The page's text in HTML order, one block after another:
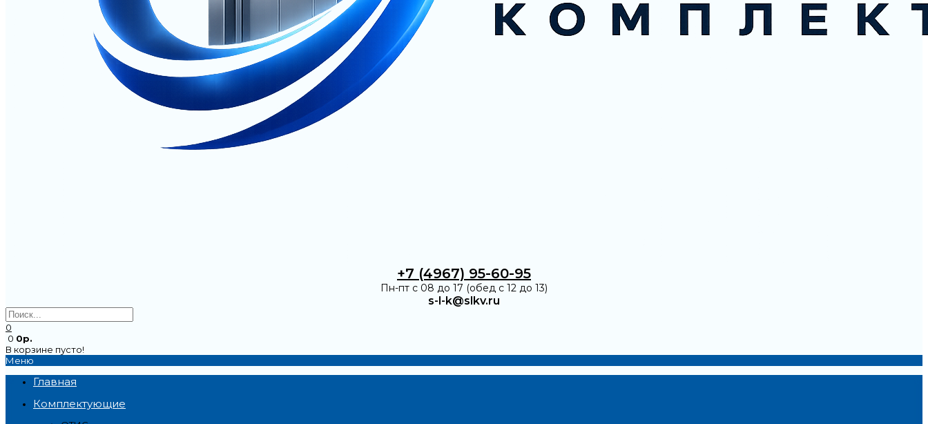
+7 (4967) 95-60-95
Пн-пт с 08 до 17 (обед с 12 до 13)
s-l-k@slkv.ru
0
0 0р.
В корзине пусто!
Меню
Главная
Комплектующие